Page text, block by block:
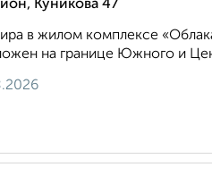
Куникова 47
в жилом комплексе
на границе Южного и